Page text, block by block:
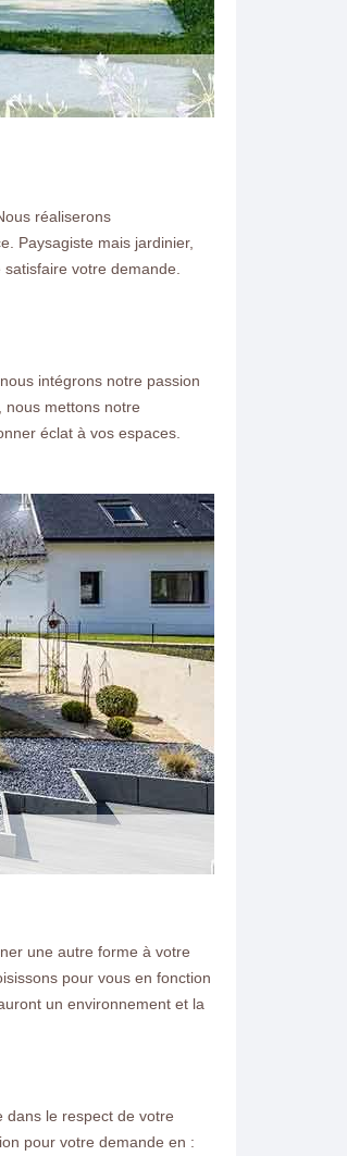
réaliserons
Paysagiste mais jardinier,
votre demande.
intégrons notre passion
nous mettons notre
éclat à vos espaces.
une autre forme à votre
pour vous en fonction
un environnement et la
dans le respect de votre
pour votre demande en :